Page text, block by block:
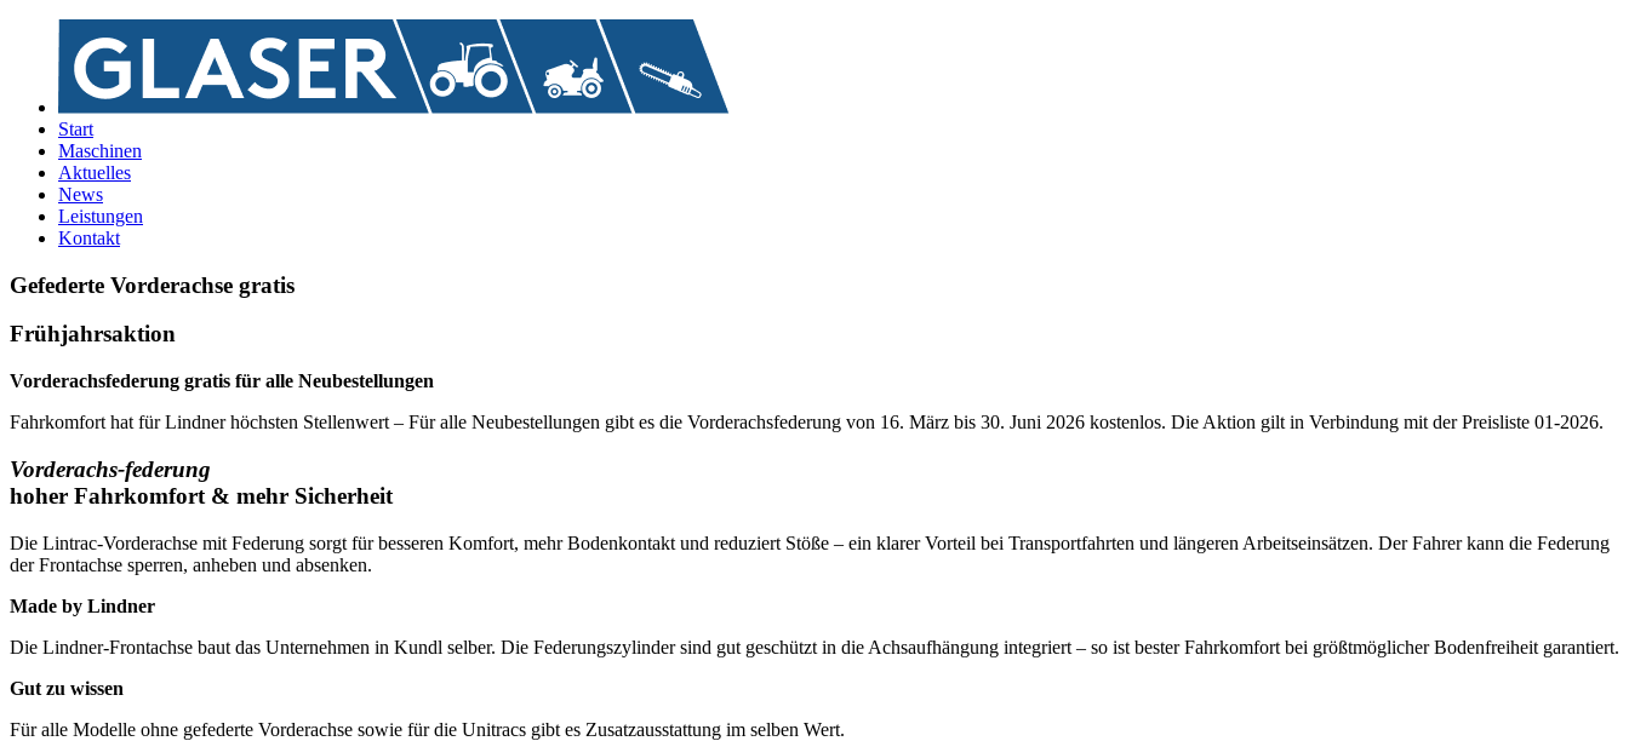
Start
Maschinen
Aktuelles
News
Leistungen
Kontakt
Gefederte Vorderachse gratis
Frühjahrsaktion
Vorderachsfederung gratis für alle Neubestellungen
Fahrkomfort hat für Lindner höchsten Stellenwert – Für alle Neubestellungen gibt es die Vorderachsfederung von 16. März bis 30. Juni 2026 kostenlos. Die Aktion gilt in Verbindung mit der Preisliste 01-2026.
Vorderachs-federung
hoher Fahrkomfort & mehr Sicherheit
Die Lintrac-Vorderachse mit Federung sorgt für besseren Komfort, mehr Bodenkontakt und reduziert Stöße – ein klarer Vorteil bei Transportfahrten und längeren Arbeitseinsätzen. Der Fahrer kann die Federung
der Frontachse sperren, anheben und absenken.
Made by Lindner
Die Lindner-Frontachse baut das Unternehmen in Kundl selber. Die Federungszylinder sind gut geschützt in die Achsaufhängung integriert – so ist bester Fahrkomfort bei größtmöglicher Bodenfreiheit garantiert.
Gut zu wissen
Für alle Modelle ohne gefederte Vorderachse sowie für die Unitracs gibt es Zusatzausstattung im selben Wert.